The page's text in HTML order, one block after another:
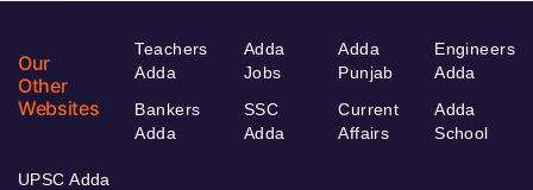
Our
Other
Websites
Teachers
Adda
Bankers
Adda
Adda
Jobs
SSC
Adda
Adda
Punjab
Current
Affairs
Engineers
Adda
Adda
School
UPSC Adda